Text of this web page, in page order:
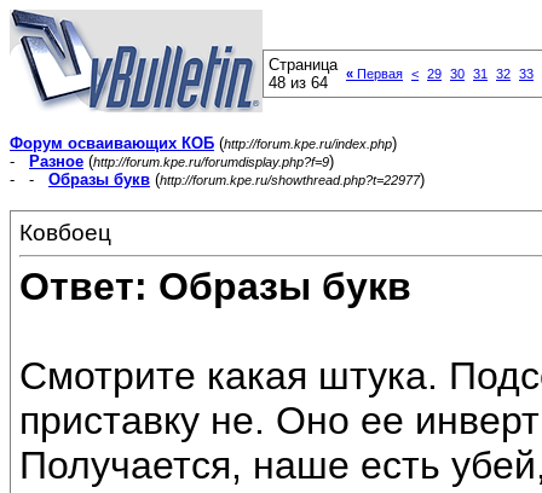
Страница
48 из 64
« Первая < 29 30 31 32 33
Форум осваивающих КОБ (http://forum.kpe.ru/index.php)
-
Разное (http://forum.kpe.ru/forumdisplay.php?f=9)
- - Образы букв (http://forum.kpe.ru/showthread.php?t=22977)
Ковбоец
Ответ: Образы букв
Смотрите какая штука.
приставку не. Оно ее
Получается, наше есть